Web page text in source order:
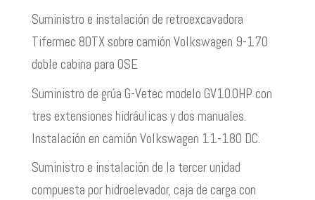
Suministro e instalación de retroexcavadora
Tifermec 80TX sobre camión Volkswagen 9-170
doble cabina para OSE
Suministro de grúa G-Vetec modelo GV10.0HP con
tres extensiones hidráulicas y dos manuales.
Instalación en camión Volkswagen 11-180 DC.
Suministro e instalación de la tercer unidad
compuesta por hidroelevador, caja de carga con